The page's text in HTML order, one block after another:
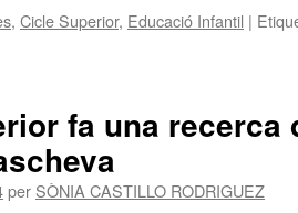
, Cicle Superior, Educació Infantil |
fa una recerca
per SÒNIA CASTILLO RODRIGUEZ